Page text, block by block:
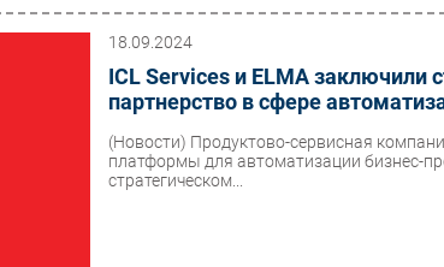
18.09.2024
ICL Services и ELMA заключили
партнерство в сфере
(Новости) Продуктово-сервисная
платформы для автоматизации бизнес-
стратегическом...